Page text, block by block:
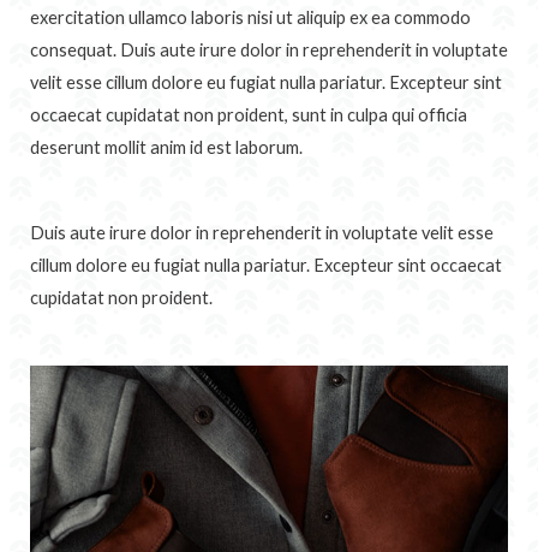
exercitation ullamco laboris nisi ut aliquip ex ea commodo
consequat. Duis aute irure dolor in reprehenderit in voluptate
velit esse cillum dolore eu fugiat nulla pariatur. Excepteur sint
occaecat cupidatat non proident, sunt in culpa qui officia
deserunt mollit anim id est laborum.
Duis aute irure dolor in reprehenderit in voluptate velit esse
cillum dolore eu fugiat nulla pariatur. Excepteur sint occaecat
cupidatat non proident.